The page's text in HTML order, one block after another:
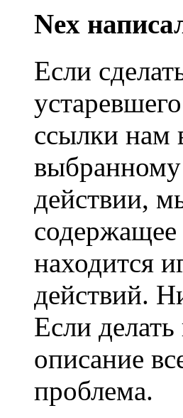
Nex
Если
ссылки нам
действии,
содержащее
находится
действий.
Если делать
описание
проблема.